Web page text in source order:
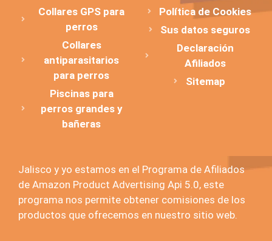
Collares GPS para
perros
Collares
antiparasitarios
para perros
Piscinas para
perros grandes y
bañeras
Política de Cookies
Sus datos seguros
Declaración
Afiliados
Sitemap
Jalisco y yo estamos en el Programa de Afiliados
de Amazon Product Advertising Api 5.0, este
programa nos permite obtener comisiones de los
productos que ofrecemos en nuestro sitio web.